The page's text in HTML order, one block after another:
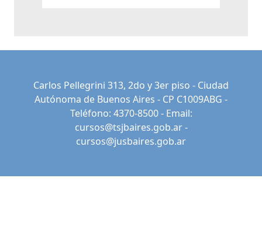
Carlos Pellegrini 313, 2do y 3er piso - Ciudad
Autónoma de Buenos Aires - CP C1009ABG -
Teléfono: 4370-8500 - Email:
cursos@tsjbaires.gob.ar-
cursos@jusbaires.gob.ar